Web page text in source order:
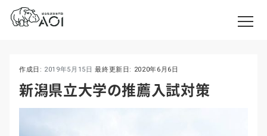
作成日: 2019年5月15日最終更新日: 2020年6月6日
新潟県立大学の推薦入試対策